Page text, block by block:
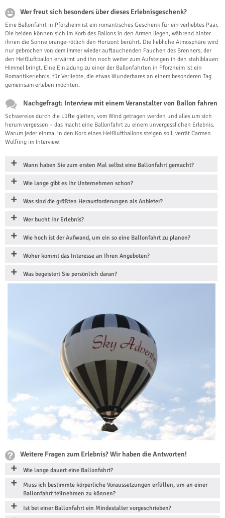
Wer freut sich besonders über dieses Erlebnisgeschenk?
Eine Ballonfahrt in Pforzheim ist ein romantisches Geschenk für ein verliebtes Paar.
Die beiden können sich im Korb des Ballons in den Armen liegen, während hinter
ihnen die Sonne orange-rötlich den Horizont berührt. Die liebliche Atmosphäre wird
nur gebrochen von dem immer wieder auftauchenden Fauchen des Brenners, der
den Heißluftballon erwärmt und ihn noch weiter zum Aufsteigen in den stahlblauen
Himmel bringt. Eine Einladung zu einer der Ballonfahrten in Pforzheim ist ein
Romantikerlebnis, für Verliebte, die etwas Wunderbares an einem besonderen Tag
gemeinsam erleben möchten.
Nachgefragt: Interview mit einem Veranstalter von Ballon fahren
Schwerelos durch die Lüfte gleiten, vom Wind getragen werden und alles um sich
herum vergessen – das macht eine Ballonfahrt zu einem unvergesslichen Erlebnis.
Warum jeder einmal in den Korb eines Heißluftballons steigen soll, verrät Carmen
Wolfring im Interview.
Wann haben Sie zum ersten Mal selbst eine Ballonfahrt gemacht?
Wie lange gibt es Ihr Unternehmen schon?
Was sind die größten Herausforderungen als Anbieter?
Wer bucht Ihr Erlebnis?
Wie hoch ist der Aufwand, um ein so eine Ballonfahrt zu planen?
Woher kommt das Interesse an Ihren Angeboten?
Was begeistert Sie persönlich daran?
Weitere Fragen zum Erlebnis? Wir haben die Antworten!
Wie lange dauert eine Ballonfahrt?
Muss ich bestimmte körperliche Voraussetzungen erfüllen, um an einer
Ballonfahrt teilnehmen zu können?
Ist bei einer Ballonfahrt ein Mindestalter vorgeschrieben?